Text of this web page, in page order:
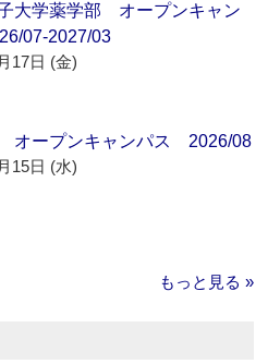
大学薬学部 オープンキャン
07-2027/03
17日 (金)
オープンキャンパス 2026/08
15日 (水)
もっと見る »